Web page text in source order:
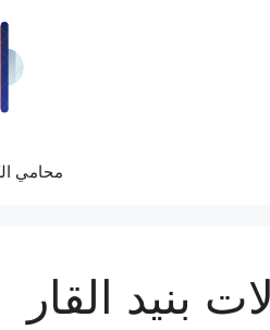
محامي
بنيد القار